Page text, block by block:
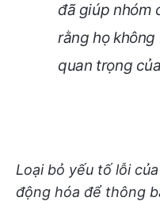
đã giúp nhóm
rằng họ
quan trọng
Loại bỏ yếu tố lỗi
động hóa để thông